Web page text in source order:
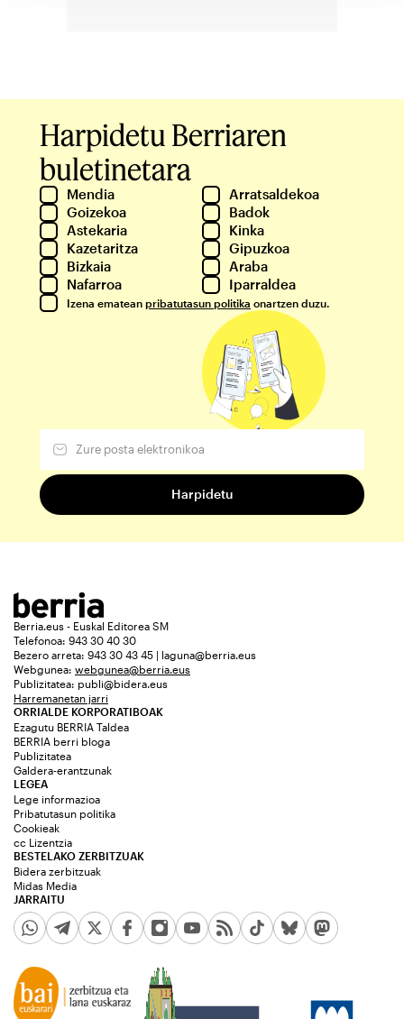
Harpidetu Berriaren
buletinetara
Mendia
Arratsaldekoa
Goizekoa
Badok
Astekaria
Kinka
Kazetaritza
Gipuzkoa
Bizkaia
Araba
Nafarroa
Iparraldea
Izena ematean pribatutasun politika onartzen duzu.
Berria.eus - Euskal Editorea SM
Telefonoa: 943 30 40 30
Bezero arreta: 943 30 43 45 | laguna@berria.eus
Webgunea: webgunea@berria.eus
Publizitatea: publi@bidera.eus
Harremanetan jarri
ORRIALDE KORPORATIBOAK
Ezagutu BERRIA Taldea
BERRIA berri bloga
Publizitatea
Galdera-erantzunak
JARRAITU
LEGEA
Lege informazioa
Pribatutasun politika
Cookieak
cc Lizentzia
BESTELAKO ZERBITZUAK
Bidera zerbitzuak
Midas Media